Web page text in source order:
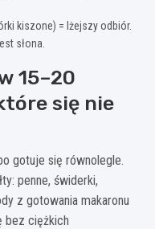
kiszone) = lżejszy odbiór.
słona.
15–20
się nie
gotuje się równolegle.
penne, świderki,
z gotowania makaronu
bez ciężkich